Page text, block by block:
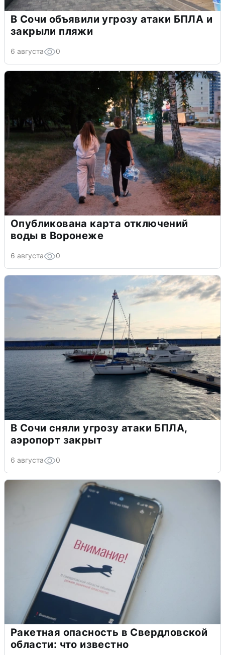
В Сочи объявили угрозу атаки БПЛА и
закрыли пляжи
6 августа 0
Опубликована карта отключений
воды в Воронеже
6 августа 0
В Сочи сняли угрозу атаки БПЛА,
аэропорт закрыт
6 августа 0
Ракетная опасность в Свердловской
области: что известно